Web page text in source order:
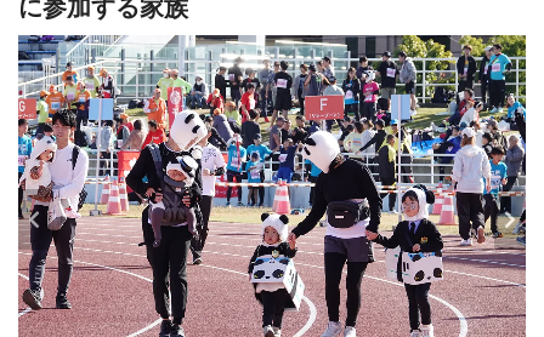
に参加する家族